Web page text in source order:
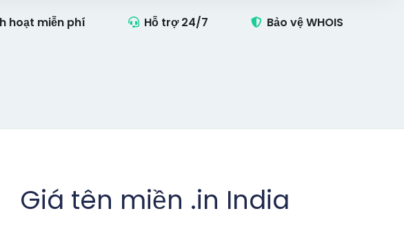
hoạt miễn phí Hỗ trợ 24/7 Bảo vệ WHOIS
Giá tên miền .in India